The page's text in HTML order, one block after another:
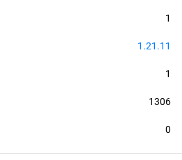
1
1.21.11
1
1306
0